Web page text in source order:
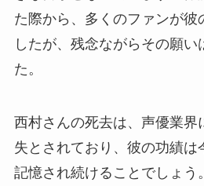
た際から、多くのファンが彼
したが、残念ながらその願い
た。
西村さんの死去は、声優業界
失とされており、彼の功績は
記憶され続けることでしょう。